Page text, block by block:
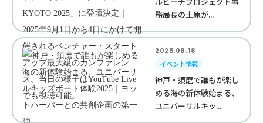
務局長の土原が...
2025.08.18
イベント情報
神戸・須磨で誰もが楽し
める海の新体験始まる、
ユニバーサルキッ...